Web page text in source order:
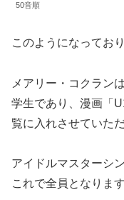
50音順
このようになっており
メアリー・コクラン
学生であり、漫画「
覧に入れさせていた
アイドルマスターシ
これで全員となります